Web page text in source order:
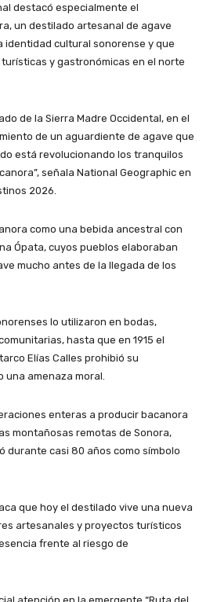
destacó especialmente el
un destilado artesanal de agave
identidad cultural sonorense y que
y gastronómicas en el norte
de la Sierra Madre Occidental, en el
de un aguardiente de agave que
está revolucionando los tranquilos
señala National Geographic en
2026.
como una bebida ancestral con
Ópata, cuyos pueblos elaboraban
mucho antes de la llegada de los
lo utilizaron en bodas,
hasta que en 1915 el
Elías Calles prohibió su
amenaza moral.
enteras a producir bacanora
montañosas remotas de Sonora,
durante casi 80 años como símbolo
que hoy el destilado vive una nueva
artesanales y proyectos turísticos
frente al riesgo de